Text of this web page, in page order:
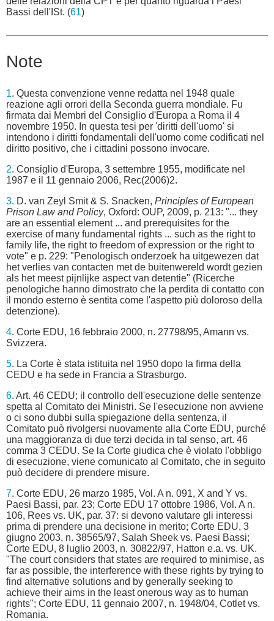
Bassi dell'ISt. (61)
Note
1. Questa convenzione venne redatta nel 1948 quale
reazione agli orrori della Seconda guerra mondiale. Fu
firmata dai Membri del Consiglio d'Europa a Roma il 4
novembre 1950. In questa tesi per 'diritti dell'uomo' si
intendono i diritti fondamentali dell'uomo come codificati nel
diritto positivo, che i cittadini possono invocare.
2. Consiglio d'Europa, 3 settembre 1955, modificate nel
1987 e il 11 gennaio 2006, Rec(2006)2.
3. D. van Zeyl Smit & S. Snacken, Principles of European
Prison Law and Policy, Oxford: OUP, 2009, p. 213: "... they
are an essential element ... and prerequisites for the
exercise of many fundamental rights ... such as the right to
family life, the right to freedom of expression or the right to
vote" e p. 229: "Penologisch onderzoek ha uitgewezen dat
het verlies van contacten met de buitenwereld wordt gezien
als het meest pijnlijke aspect van detentie" (Ricerche
penologiche hanno dimostrato che la perdita di contatto con
il mondo esterno è sentita come l'aspetto più doloroso della
detenzione).
4. Corte EDU, 16 febbraio 2000, n. 27798/95, Amann vs.
Svizzera.
5. La Corte è stata istituita nel 1950 dopo la firma della
CEDU e ha sede in Francia a Strasburgo.
6. Art. 46 CEDU; il controllo dell'esecuzione delle sentenze
spetta al Comitato dei Ministri. Se l'esecuzione non avviene
o ci sono dubbi sulla spiegazione della sentenza, il
Comitato può rivolgersi nuovamente alla Corte EDU, purché
una maggioranza di due terzi decida in tal senso, art. 46
comma 3 CEDU. Se la Corte giudica che è violato l'obbligo
di esecuzione, viene comunicato al Comitato, che in seguito
può decidere di prendere misure.
7. Corte EDU, 26 marzo 1985, Vol. A n. 091, X and Y vs.
Paesi Bassi, par. 23; Corte EDU 17 ottobre 1986, Vol. A n.
106, Rees vs. UK, par. 37: si devono valutare gli interessi
prima di prendere una decisione in merito; Corte EDU, 3
giugno 2003, n. 38565/97, Salah Sheek vs. Paesi Bassi;
Corte EDU, 8 luglio 2003, n. 30822/97, Hatton e.a. vs. UK.
"The court considers that states are required to minimise, as
far as possible, the interference with these rights by trying to
find alternative solutions and by generally seeking to
achieve their aims in the least onerous way as to human
rights"; Corte EDU, 11 gennaio 2007, n. 1948/04, Cotlet vs.
Romania.